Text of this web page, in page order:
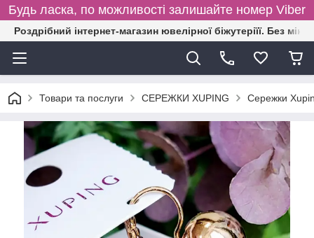
Будь ласка, по можливості залишайте номер Viber
Роздрібний інтернет-магазин ювелірної біжутеріїї. Без
Товари та послуги СЕРЕЖКИ XUPING Сережки